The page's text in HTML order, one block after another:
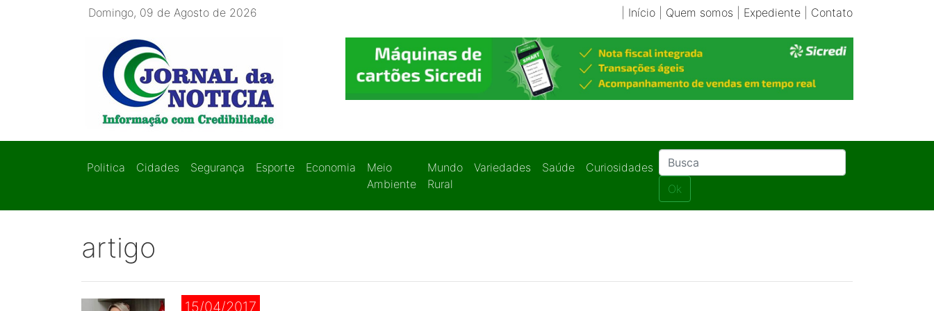
Domingo, 09 de Agosto de 2026 Início| Quem somos Expediente| Contato
Politica Cidades Segurança Esporte Economia
Meio
Ambiente
Mundo
Rural
Variedades Saúde
Curiosidades
Ok
artigo
15/04/2017